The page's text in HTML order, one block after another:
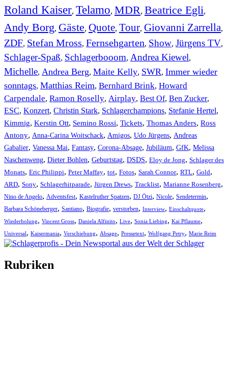
Roland Kaiser, Telamo, MDR, Beatrice Egli,
Andy Borg, Gäste, Quote, Tour, Giovanni Zarrella,
ZDF, Stefan Mross, Fernsehgarten, Show, Jürgens TV,
Schlager-Spaß, Schlagerbooom, Andrea Kiewel,
Michelle, Andrea Berg, Maite Kelly, SWR, Immer wieder
sonntags, Matthias Reim, Bernhard Brink, Howard
Carpendale, Ramon Roselly, Airplay, Best Of, Ben Zucker,
ESC, Konzert, Christin Stark, Schlagerchampions, Stefanie Hertel,
Kimmig, Kerstin Ott, Semino Rossi, Tickets, Thomas Anders, Ross
Antony, Anna-Carina Woitschack, Amigos, Udo Jürgens, Andreas
Gabalier, Vanessa Mai, Fantasy, Corona-Absage, Jubiläum, GfK, Melissa
Naschenweng, Dieter Bohlen, Geburtstag, DSDS, Eloy de Jong, Schlager des
Monats, Eric Philippi, Peter Maffay, tot, Fotos, Sarah Connor, RTL, Gold,
ARD, Sony, Schlagerhitparade, Jürgen Drews, Tracklist, Marianne Rosenberg,
Nino de Angelo, Adventsfest, Kastelruther Spatzen, DJ Ötzi, Nicole, Sendetermin,
Barbara Schöneberger, Santiano, Biografie, verstorben, Interview, Einschaltquote,
Wiederholung, Vincent Gross, Daniela Alfinito, Live, Sonia Liebing, Kai Pflaume,
Universal , Kaisermania, Verschiebung, Absage, Pressetext, Wolfgang Petry, Marie Reim
Rubriken